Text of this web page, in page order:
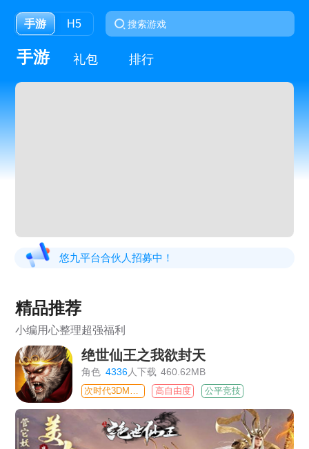
手游 H5
手游 礼包 排行
悠九平台合伙人招募中！
精品推荐
小编用心整理超强福利
绝世仙王之我欲封天
角色 4336人下载 460.62MB
高自由度 公平竞技